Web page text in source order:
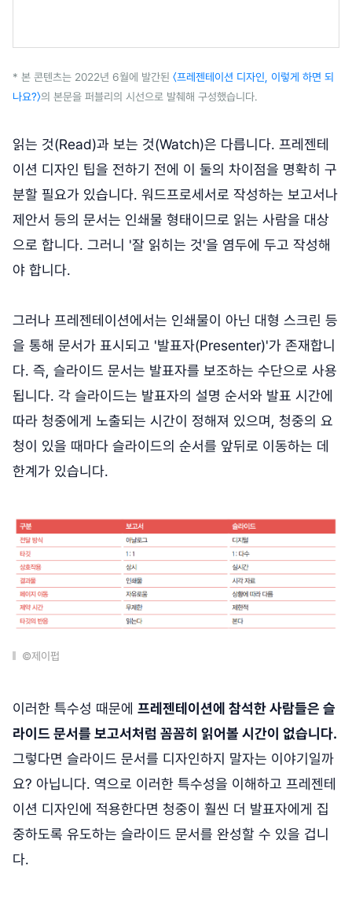
* 본 콘텐츠는 2022년 6월에 발간된 〈프레젠테이션 디자인, 이렇게 하면 되
나요?〉의 본문을 퍼블리의 시선으로 발췌해 구성했습니다.
읽는 것(Read)과 보는 것(Watch)은 다릅니다. 프레젠테
이션 디자인 팁을 전하기 전에 이 둘의 차이점을 명확히 구
분할 필요가 있습니다. 워드프로세서로 작성하는 보고서나
제안서 등의 문서는 인쇄물 형태이므로 읽는 사람을 대상
으로 합니다. 그러니 '잘 읽히는 것'을 염두에 두고 작성해
야 합니다.
그러나 프레젠테이션에서는 인쇄물이 아닌 대형 스크린 등
을 통해 문서가 표시되고 '발표자(Presenter)'가 존재합니
다. 즉, 슬라이드 문서는 발표자를 보조하는 수단으로 사용
됩니다. 각 슬라이드는 발표자의 설명 순서와 발표 시간에
따라 청중에게 노출되는 시간이 정해져 있으며, 청중의 요
청이 있을 때마다 슬라이드의 순서를 앞뒤로 이동하는 데
한계가 있습니다.
©제이펍
이러한 특수성 때문에 프레젠테이션에 참석한 사람들은 슬
라이드 문서를 보고서처럼 꼼꼼히 읽어볼 시간이 없습니다.
그렇다면 슬라이드 문서를 디자인하지 말자는 이야기일까
요? 아닙니다. 역으로 이러한 특수성을 이해하고 프레젠테
이션 디자인에 적용한다면 청중이 훨씬 더 발표자에게 집
중하도록 유도하는 슬라이드 문서를 완성할 수 있을 겁니
다.